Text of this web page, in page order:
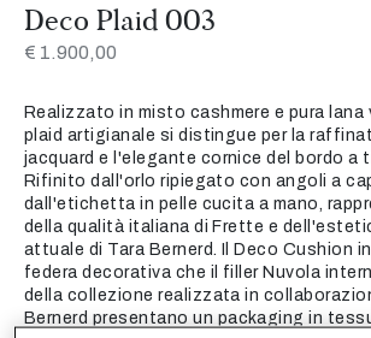
Deco Plaid 003
€ 1.900,00
Realizzato in misto cashmere e pura lana
plaid artigianale si distingue per la
jacquard e l'elegante cornice del bordo a
Rifinito dall'orlo ripiegato con angoli a
dall'etichetta in pelle cucita a mano,
della qualità italiana di Frette e
attuale di Tara Bernerd. Il Deco Cushion
federa decorativa che il filler Nuvola
della collezione realizzata in
Bernerd presentano un packaging in